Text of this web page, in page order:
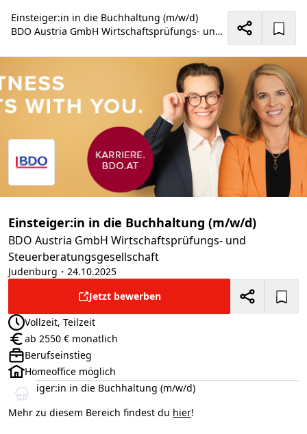
Einsteiger:in in die Buchhaltung (m/w/d)
BDO Austria GmbH Wirtschaftsprüfungs- und Steuerberatungsgesellschaft
Einsteiger:in in die Buchhaltung (m/w/d)
BDO Austria GmbH Wirtschaftsprüfungs- und
Steuerberatungsgesellschaft
Judenburg ・24.10.2025
Jetzt bewerben
Anstellungsart:
Vollzeit, Teilzeit
Gehalt:ab 2550 € monatlich
Positionsebene:
Berufseinstieg
Homeoffice möglich
Einsteiger:in in die Buchhaltung (m/w/d)
Mehr zu diesem Bereich findest du hier!